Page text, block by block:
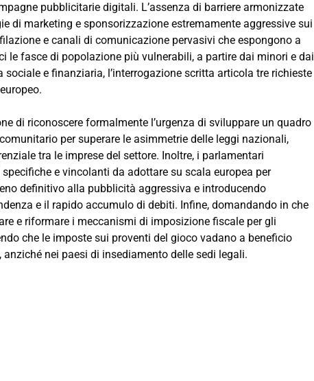
pubblicitarie digitali. L’assenza di barriere armonizzate
di marketing e sponsorizzazione estremamente aggressive sui
e canali di comunicazione pervasivi che espongono a
le fasce di popolazione più vulnerabili, a partire dai minori e dai
e finanziaria, l’interrogazione scritta articola tre richieste
di riconoscere formalmente l’urgenza di sviluppare un quadro
per superare le asimmetrie delle leggi nazionali,
tra le imprese del settore. Inoltre, i parlamentari
e vincolanti da adottare su scala europea per
definitivo alla pubblicità aggressiva e introducendo
e il rapido accumulo di debiti. Infine, domandando in che
e riformare i meccanismi di imposizione fiscale per gli
che le imposte sui proventi del gioco vadano a beneficio
nei paesi di insediamento delle sedi legali.